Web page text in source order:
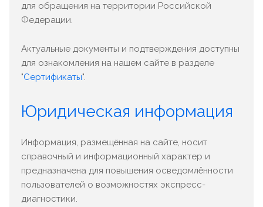
для обращения на территории Российской
Федерации.
Актуальные документы и подтверждения доступны
для ознакомления на нашем сайте в разделе
"Сертификаты".
Юридическая информация
Информация, размещённая на сайте, носит
справочный и информационный характер и
предназначена для повышения осведомлённости
пользователей о возможностях экспресс-
диагностики.